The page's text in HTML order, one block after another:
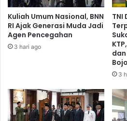
Kuliah Umum Nasional, BNN
RI Ajak Generasi Muda Jadi
Agen Pencegahan
3 hari ago
TNI
dan
3